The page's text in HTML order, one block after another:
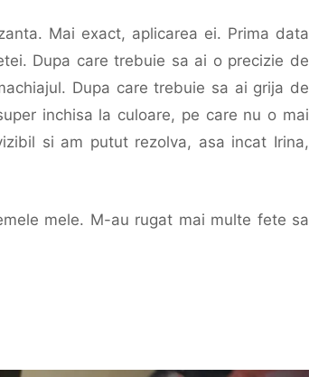
Mai exact, aplicarea ei. Prima data
Dupa care trebuie sa ai o precizie de
Dupa care trebuie sa ai grija de
inchisa la culoare, pe care nu o mai
si am putut rezolva, asa incat Irina,
mele. M-au rugat mai multe fete sa